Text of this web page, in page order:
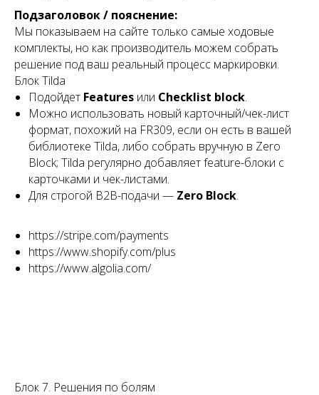
Подзаголовок / пояснение:
Мы показываем на сайте только самые ходовые
комплекты, но как производитель можем собрать
решение под ваш реальный процесс маркировки.
Блок Tilda
Подойдет Features или Checklist block.
Можно использовать новый карточный/чек-лист
формат, похожий на FR309, если он есть в вашей
библиотеке Tilda, либо собрать вручную в Zero
Block; Tilda регулярно добавляет feature-блоки с
карточками и чек-листами.
Для строгой B2B-подачи — Zero Block.
https://stripe.com/payments
https://www.shopify.com/plus
https://www.algolia.com/
Блок 7. Решения по болям